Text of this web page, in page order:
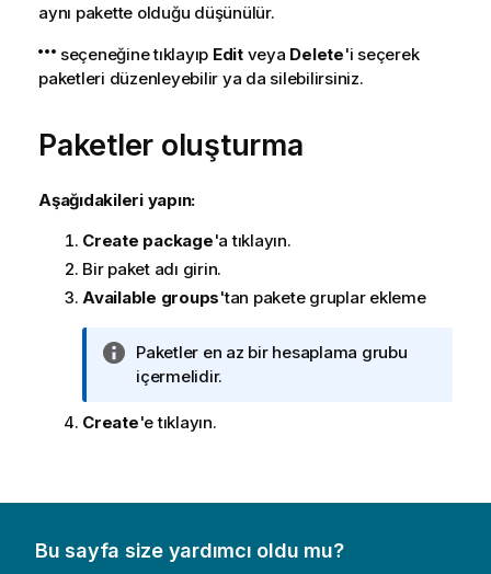
aynı pakette olduğu düşünülür.
seçeneğine tıklayıp Editveya Delete'i seçerek
paketleri düzenleyebilir ya da silebilirsiniz.
Paketler oluşturma
Aşağıdakileri yapın:
Create package'a tıklayın.
Bir paket adı girin.
Available groups'tan pakete gruplar ekleme
B
i
g
u
Paketler en az bir hesaplama grubu
içermelidir.
Create'e tıklayın.
Bu sayfa size yardımcı oldu mu?